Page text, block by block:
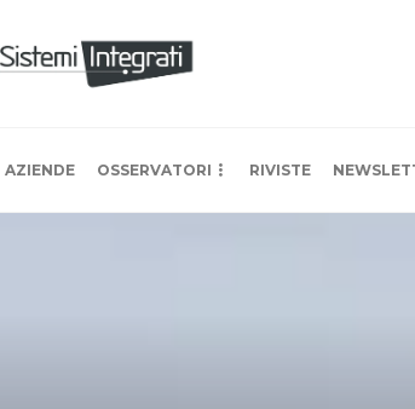
AZIENDE OSSERVATORI RIVISTE